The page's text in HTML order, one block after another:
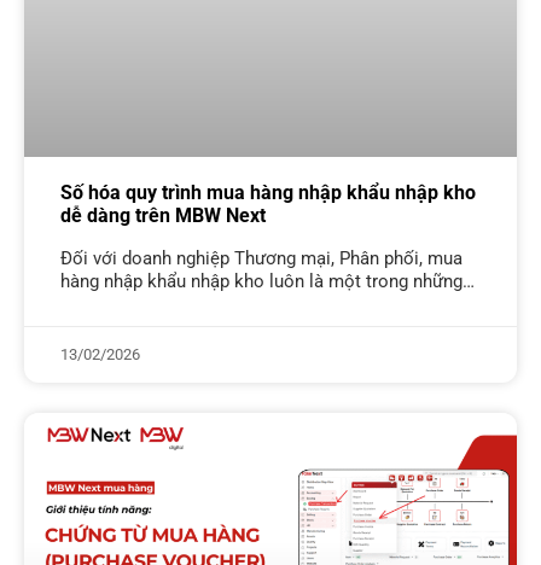
Số hóa quy trình mua hàng nhập khẩu nhập kho
dễ dàng trên MBW Next
Đối với doanh nghiệp Thương mại, Phân phối, mua
hàng nhập khẩu nhập kho luôn là một trong những
13/02/2026